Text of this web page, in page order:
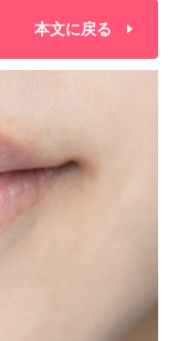
本文に戻る